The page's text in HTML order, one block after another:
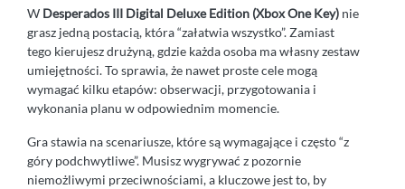
W Desperados III Digital Deluxe Edition (Xbox One Key) nie
grasz jedną postacią, która “załatwia wszystko”. Zamiast
tego kierujesz drużyną, gdzie każda osoba ma własny zestaw
umiejętności. To sprawia, że nawet proste cele mogą
wymagać kilku etapów: obserwacji, przygotowania i
wykonania planu w odpowiednim momencie.
Gra stawia na scenariusze, które są wymagające i często “z
góry podchwytliwe”. Musisz wygrywać z pozornie
niemożliwymi przeciwnościami, a kluczowe jest to, by